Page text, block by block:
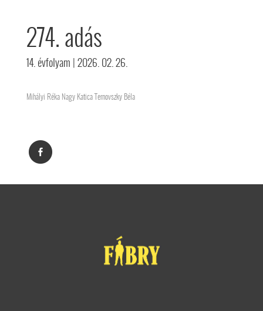
274. adás
14. évfolyam | 2026. 02. 26.
Mihályi Réka Nagy Katica Ternovszky Béla